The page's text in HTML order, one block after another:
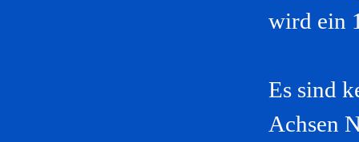
wird ein
Es sind
Achsen